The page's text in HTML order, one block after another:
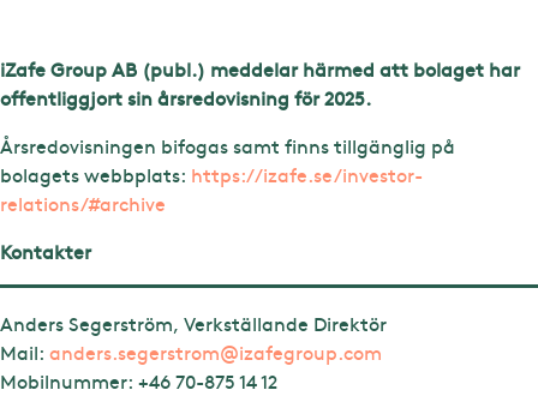
iZafe Group AB (publ.) meddelar härmed att bolaget har
offentliggjort sin årsredovisning för 2025.
Årsredovisningen bifogas samt finns tillgänglig på
bolagets webbplats: https://izafe.se/investor-
relations/#archive
Kontakter
Anders Segerström, Verkställande Direktör
Mail: anders.segerstrom@izafegroup.com
Mobilnummer: +46 70-875 14 12